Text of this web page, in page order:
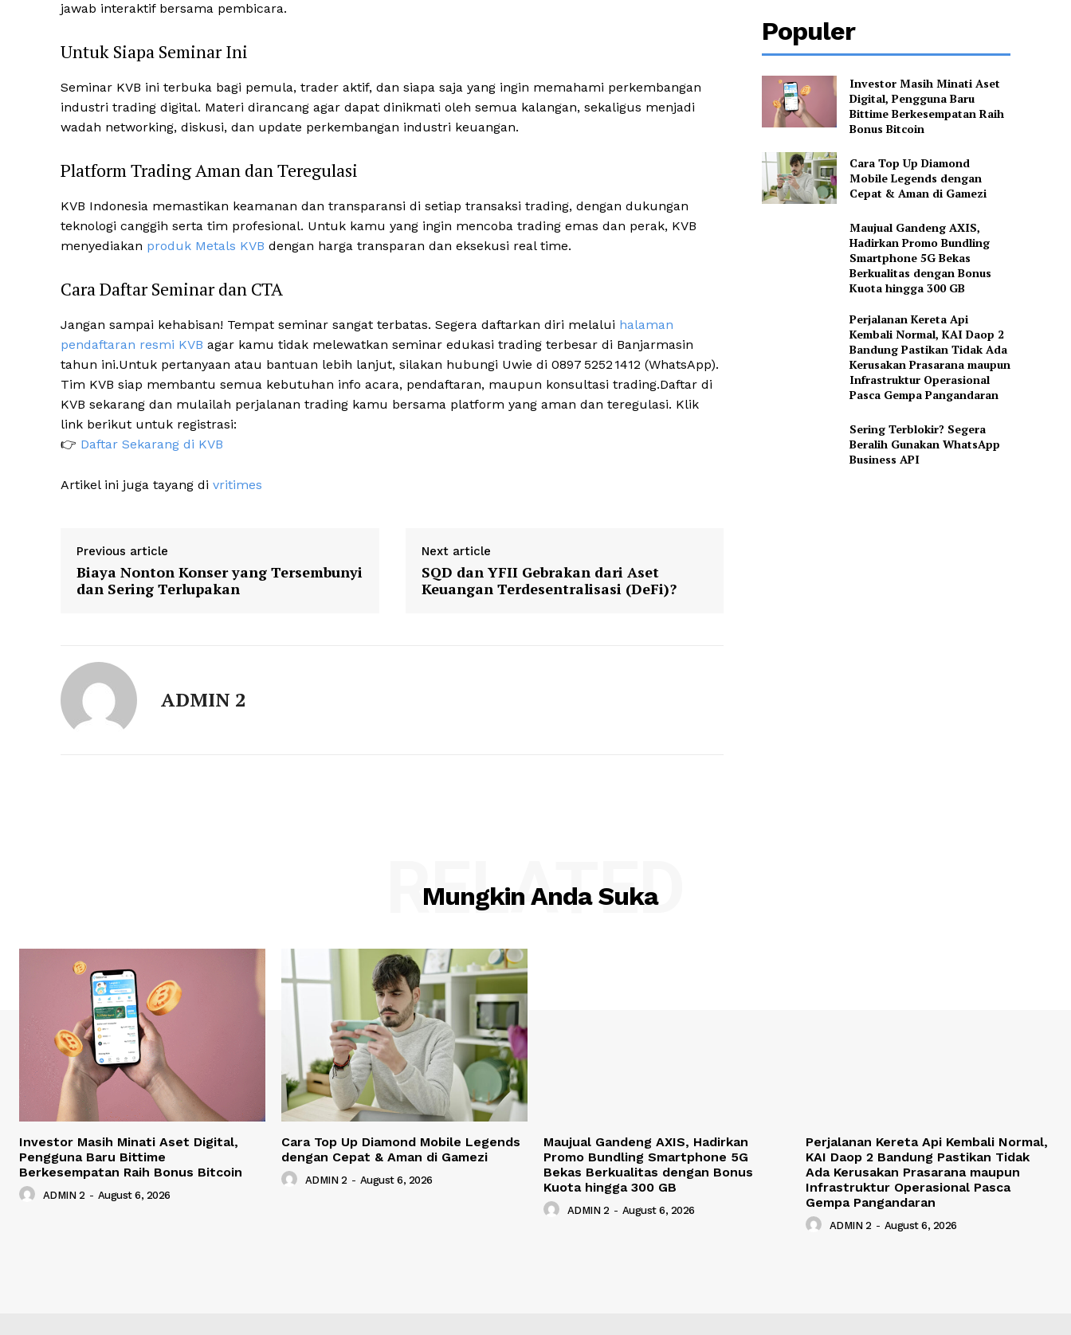
jawab interaktif bersama pembicara.
Untuk Siapa Seminar Ini
Seminar KVB ini terbuka bagi pemula, trader aktif, dan siapa saja yang ingin memahami perkembangan
industri trading digital. Materi dirancang agar dapat dinikmati oleh semua kalangan, sekaligus menjadi
wadah networking, diskusi, dan update perkembangan industri keuangan.
Platform Trading Aman dan Teregulasi
KVB Indonesia memastikan keamanan dan transparansi di setiap transaksi trading, dengan dukungan
teknologi canggih serta tim profesional. Untuk kamu yang ingin mencoba trading emas dan perak, KVB
menyediakan produk Metals KVB dengan harga transparan dan eksekusi real time.
Cara Daftar Seminar dan CTA
Jangan sampai kehabisan! Tempat seminar sangat terbatas. Segera daftarkan diri melalui halaman
pendaftaran resmi KVB agar kamu tidak melewatkan seminar edukasi trading terbesar di Banjarmasin
tahun ini.Untuk pertanyaan atau bantuan lebih lanjut, silakan hubungi Uwie di 0897 5252 1412 (WhatsApp).
Tim KVB siap membantu semua kebutuhan info acara, pendaftaran, maupun konsultasi trading.Daftar di
KVB sekarang dan mulailah perjalanan trading kamu bersama platform yang aman dan teregulasi. Klik
link berikut untuk registrasi:
👉 Daftar Sekarang di KVB
Artikel ini juga tayang di vritimes
Previous article
Biaya Nonton Konser yang Tersembunyi
dan Sering Terlupakan
Next article
SQD dan YFII Gebrakan dari Aset
Keuangan Terdesentralisasi (DeFi)?
ADMIN 2
Populer
Investor Masih Minati Aset
Digital, Pengguna Baru
Bittime Berkesempatan Raih
Bonus Bitcoin
Cara Top Up Diamond
Mobile Legends dengan
Cepat & Aman di Gamezi
Maujual Gandeng AXIS,
Hadirkan Promo Bundling
Smartphone 5G Bekas
Berkualitas dengan Bonus
Kuota hingga 300 GB
Perjalanan Kereta Api
Kembali Normal, KAI Daop 2
Bandung Pastikan Tidak Ada
Kerusakan Prasarana maupun
Infrastruktur Operasional
Pasca Gempa Pangandaran
Sering Terblokir? Segera
Beralih Gunakan WhatsApp
Business API
Mungkin Anda Suka
RELATED
Investor Masih Minati Aset Digital,
Pengguna Baru Bittime
Berkesempatan Raih Bonus Bitcoin
ADMIN 2 - August 6, 2026
Cara Top Up Diamond Mobile Legends
dengan Cepat & Aman di Gamezi
ADMIN 2 - August 6, 2026
Maujual Gandeng AXIS, Hadirkan
Promo Bundling Smartphone 5G
Bekas Berkualitas dengan Bonus
Kuota hingga 300 GB
ADMIN 2 - August 6, 2026
Perjalanan Kereta Api Kembali Normal,
KAI Daop 2 Bandung Pastikan Tidak
Ada Kerusakan Prasarana maupun
Infrastruktur Operasional Pasca
Gempa Pangandaran
ADMIN 2 - August 6, 2026